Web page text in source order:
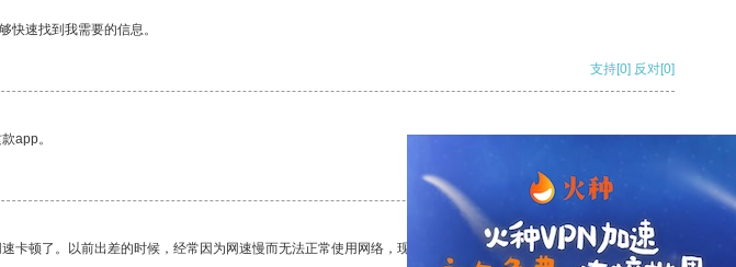
速找到我需要的信息。
支持[0] 反对[0]
app。
支持
顿了。以前出差的时候，经常因为网速慢而无法正常使用网络，现在有了这个app，我再也不用担心了。